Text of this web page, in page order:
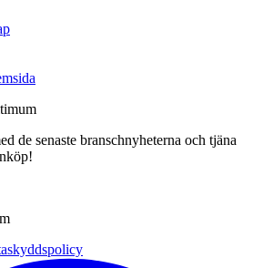
de senaste branschnyheterna och tjäna